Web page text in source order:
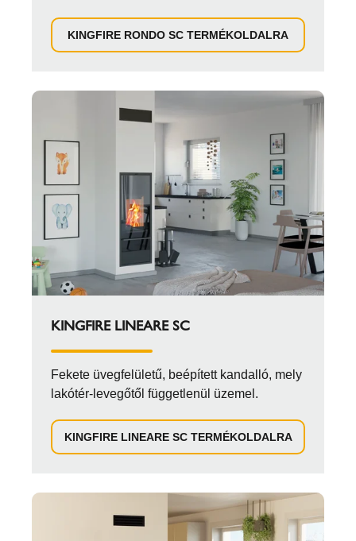
KINGFIRE RONDO SC TERMÉKOLDALRA
KINGFIRE LINEARE SC
Fekete üvegfelületű, beépített kandalló, mely
lakótér-levegőtől függetlenül üzemel.
KINGFIRE LINEARE SC TERMÉKOLDALRA